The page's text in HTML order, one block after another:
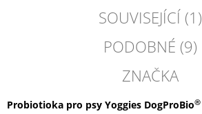
SOUVISEJÍCÍ (1)
PODOBNÉ (9)
ZNAČKA
Probiotioka pro psy Yoggies DogProBio®